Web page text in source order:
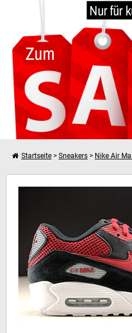
Nur für
Zum
Dein
Startseite > Sneakers > Nike Air
Nike Air Max 90 Essential